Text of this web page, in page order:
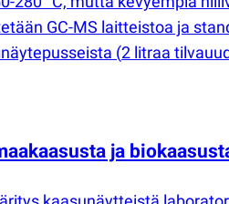
GC-MS laitteistoa ja
(2 litraa
ja